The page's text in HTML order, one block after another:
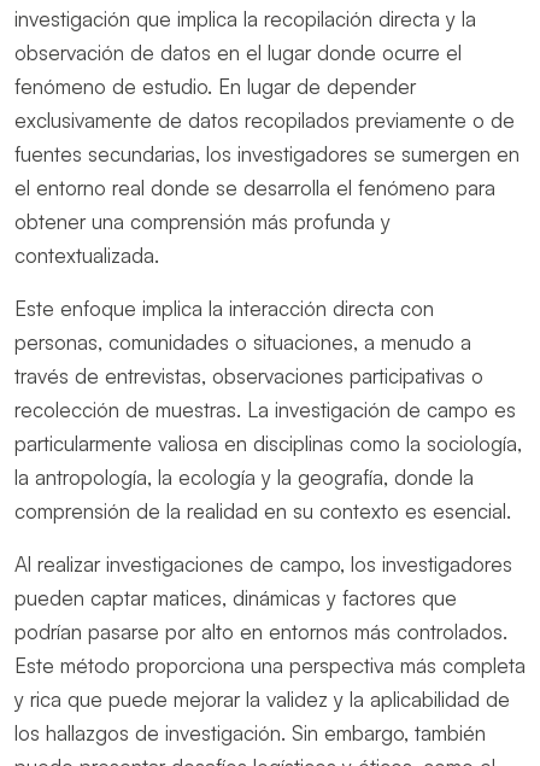
investigación que implica la recopilación directa y la
observación de datos en el lugar donde ocurre el
fenómeno de estudio. En lugar de depender
exclusivamente de datos recopilados previamente o de
fuentes secundarias, los investigadores se sumergen en
el entorno real donde se desarrolla el fenómeno para
obtener una comprensión más profunda y
contextualizada.
Este enfoque implica la interacción directa con
personas, comunidades o situaciones, a menudo a
través de entrevistas, observaciones participativas o
recolección de muestras. La investigación de campo es
particularmente valiosa en disciplinas como la sociología,
la antropología, la ecología y la geografía, donde la
comprensión de la realidad en su contexto es esencial.
Al realizar investigaciones de campo, los investigadores
pueden captar matices, dinámicas y factores que
podrían pasarse por alto en entornos más controlados.
Este método proporciona una perspectiva más completa
y rica que puede mejorar la validez y la aplicabilidad de
los hallazgos de investigación. Sin embargo, también